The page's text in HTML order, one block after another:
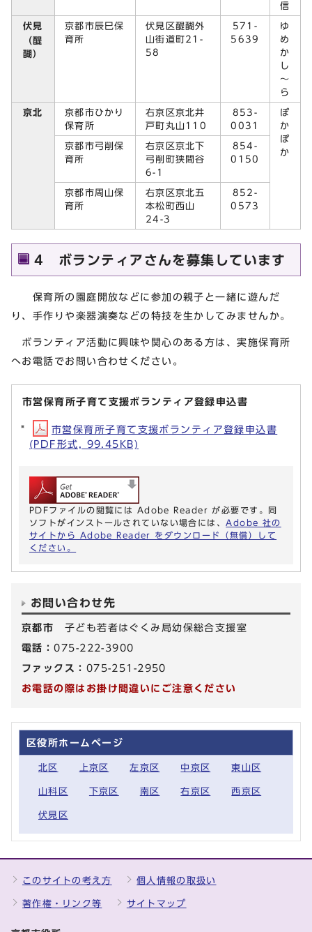
信
伏見
（醍
醐）
京都市辰巳保
育所
伏見区醍醐外
山街道町21-
58
571-
5639
ゆ
め
か
し
～
ら
京北
京都市ひかり
保育所
右京区京北井
戸町丸山110
853-
0031
ぽ
か
ぽ
か
京都市弓削保
育所
右京区京北下
弓削町狭間谷
6-1
854-
0150
京都市周山保
育所
右京区京北五
本松町西山
24-3
852-
0573
4 ボランティアさんを募集しています
保育所の園庭開放などに参加の親子と一緒に遊んだ
り、手作りや楽器演奏などの特技を生かしてみませんか。
ボランティア活動に興味や関心のある方は、実施保育所
へお電話でお問い合わせください。
市営保育所子育て支援ボランティア登録申込書
市営保育所子育て支援ボランティア登録申込書
(PDF形式, 99.45KB)
PDFファイルの閲覧には Adobe Reader が必要です。同
ソフトがインストールされていない場合には、 Adobe 社の
サイトから Adobe Reader をダウンロード（無償）して
ください。
お問い合わせ先
京都市 子ども若者はぐくみ局幼保総合支援室
電話：075-222-3900
ファックス： 075-251-2950
お電話の際はお掛け間違いにご注意ください
区役所ホームページ
北区 上京区 左京区 中京区 東山区
山科区 下京区 南区 右京区 西京区
伏見区
このサイトの考え方 個人情報の取扱い
著作権・リンク等 サイトマップ